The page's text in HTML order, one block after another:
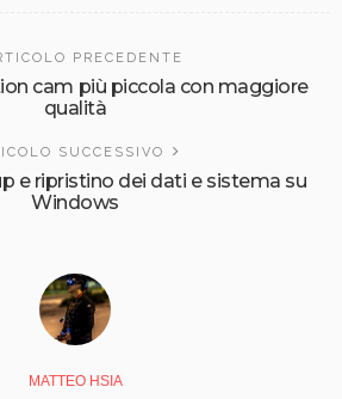
PRECEDENTE
cam più piccola con maggiore
qualità
SUCCESSIVO
e ripristino dei dati e sistema su
Windows
MATTEO HSIA